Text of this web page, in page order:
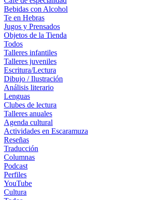
Bebidas con Alcohol
Te en Hebras
Jugos y Prensados
Objetos de la Tienda
Todos
Talleres infantiles
Talleres juveniles
Escritura/Lectura
Dibujo / Ilustración
Análisis literario
Lenguas
Clubes de lectura
Talleres anuales
Agenda cultural
Actividades en Escaramuza
Reseñas
Traducción
Columnas
Podcast
Perfiles
YouTube
Cultura